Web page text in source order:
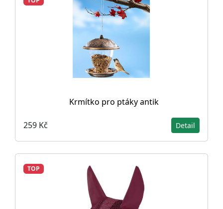
Krmítko pro ptáky antik
259 Kč Detail
TOP